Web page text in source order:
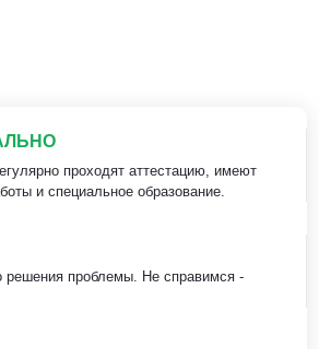
проходят аттестацию, имеют
и специальное образование.
решения проблемы. Не справимся -